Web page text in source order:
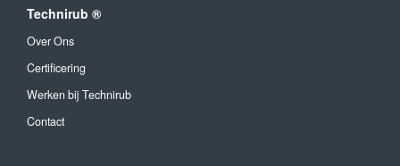
Technirub ®
Over Ons
Certificering
Werken bij Technirub
Contact